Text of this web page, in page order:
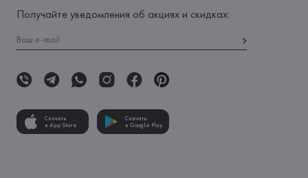
Получайте уведомления об акциях и скидках:
Скачать
в App Store
Скачать
в Google Play